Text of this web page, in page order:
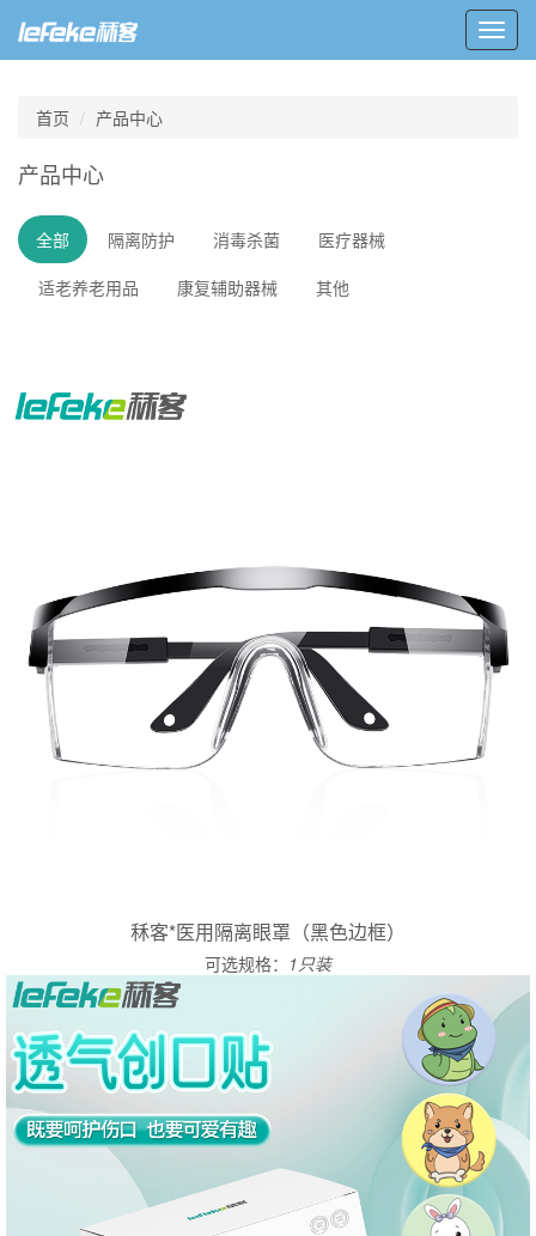
首页 产品中心
产品中心
全部 隔离防护 消毒杀菌
医疗器械
适老养老用品
康复辅助器械 其他
秝客*医用隔离眼罩（黑色边框）
可选规格： 1只装